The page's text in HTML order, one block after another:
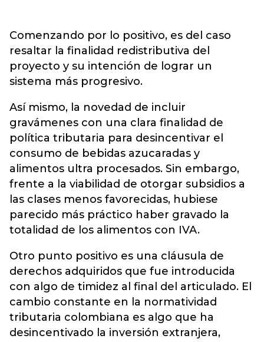
Comenzando por lo positivo, es del caso
resaltar la finalidad redistributiva del
proyecto y su intención de lograr un
sistema más progresivo.
Así mismo, la novedad de incluir
gravámenes con una clara finalidad de
política tributaria para desincentivar el
consumo de bebidas azucaradas y
alimentos ultra procesados. Sin embargo,
frente a la viabilidad de otorgar subsidios a
las clases menos favorecidas, hubiese
parecido más práctico haber gravado la
totalidad de los alimentos con IVA.
Otro punto positivo es una cláusula de
derechos adquiridos que fue introducida
con algo de timidez al final del articulado. El
cambio constante en la normatividad
tributaria colombiana es algo que ha
desincentivado la inversión extranjera,